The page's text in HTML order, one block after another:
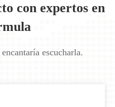
con expertos en
escucharla.